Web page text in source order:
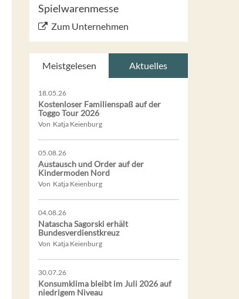
Spielwarenmesse
Zum Unternehmen
Meistgelesen Aktuelles
18.05.26
Kostenloser Familienspaß auf der
Toggo Tour 2026
Von Katja Keienburg
05.08.26
Austausch und Order auf der
Kindermoden Nord
Von Katja Keienburg
04.08.26
Natascha Sagorski erhält
Bundesverdienstkreuz
Von Katja Keienburg
30.07.26
Konsumklima bleibt im Juli 2026 auf
niedrigem Niveau